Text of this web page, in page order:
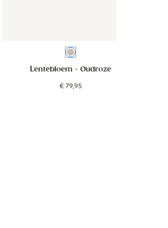
Oudroze
Lentebloem - Oudroze
€79,95